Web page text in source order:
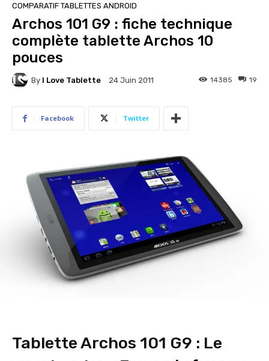
COMPARATIF TABLETTES ANDROID
Archos 101 G9 : fiche technique
complète tablette Archos 10
pouces
By I Love Tablette 24 Juin 2011 19
14385
Facebook Twitter
Tablette Archos 101 G9 : Le